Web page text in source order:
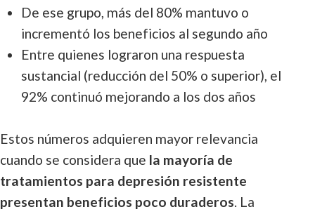
De ese grupo, más del 80% mantuvo o
incrementó los beneficios al segundo año
Entre quienes lograron una respuesta
sustancial (reducción del 50% o superior), el
92% continuó mejorando a los dos años
Estos números adquieren mayor relevancia
cuando se considera que la mayoría de
tratamientos para depresión resistente
presentan beneficios poco duraderos. La